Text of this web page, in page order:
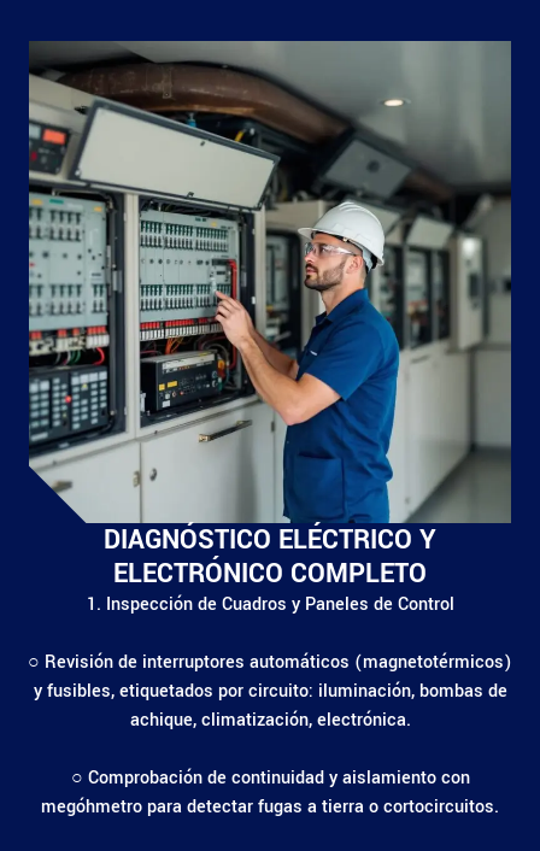
DIAGNÓSTICO ELÉCTRICO Y
ELECTRÓNICO COMPLETO
1. Inspección de Cuadros y Paneles de Control
○ Revisión de interruptores automáticos (magnetotérmicos)
y fusibles, etiquetados por circuito: iluminación, bombas de
achique, climatización, electrónica.
○ Comprobación de continuidad y aislamiento con
megóhmetro para detectar fugas a tierra o cortocircuitos.